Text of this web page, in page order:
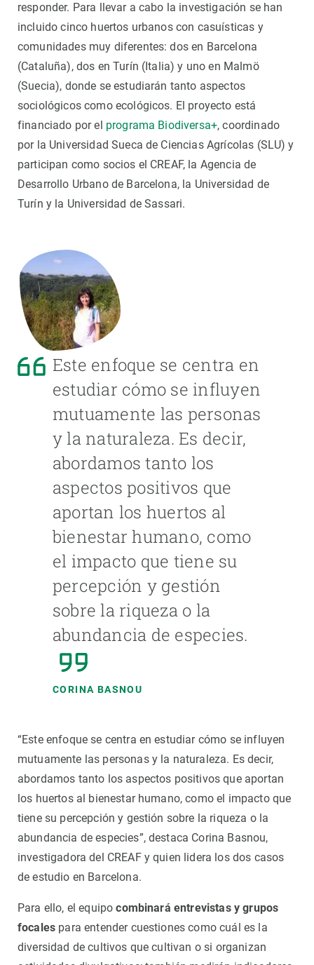
responder. Para llevar a cabo la investigación se han
incluido cinco huertos urbanos con casuísticas y
comunidades muy diferentes: dos en Barcelona
(Cataluña), dos en Turín (Italia) y uno en Malmö
(Suecia), donde se estudiarán tanto aspectos
sociológicos como ecológicos. El proyecto está
financiado por el programa Biodiversa+, coordinado
por la Universidad Sueca de Ciencias Agrícolas (SLU) y
participan como socios el CREAF, la Agencia de
Desarrollo Urbano de Barcelona, la Universidad de
Turín y la Universidad de Sassari.
Este enfoque se centra en
estudiar cómo se influyen
mutuamente las personas
y la naturaleza. Es decir,
abordamos tanto los
aspectos positivos que
aportan los huertos al
bienestar humano, como
el impacto que tiene su
percepción y gestión
sobre la riqueza o la
abundancia de especies.
CORINA BASNOU
“Este enfoque se centra en estudiar cómo se influyen
mutuamente las personas y la naturaleza. Es decir,
abordamos tanto los aspectos positivos que aportan
los huertos al bienestar humano, como el impacto que
tiene su percepción y gestión sobre la riqueza o la
abundancia de especies”, destaca Corina Basnou,
investigadora del CREAF y quien lidera los dos casos
de estudio en Barcelona.
Para ello, el equipocombinará entrevistas y grupos
focales para entender cuestiones como cuál es la
diversidad de cultivos que cultivan o si organizan